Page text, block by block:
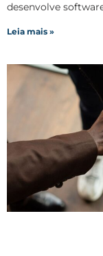
desenvolve
Leia mais »